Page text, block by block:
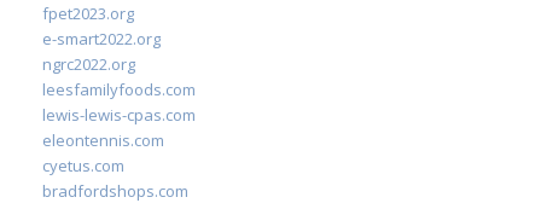
fpet2023.org
e-smart2022.org
ngrc2022.org
leesfamilyfoods.com
lewis-lewis-cpas.com
eleontennis.com
cyetus.com
bradfordshops.com